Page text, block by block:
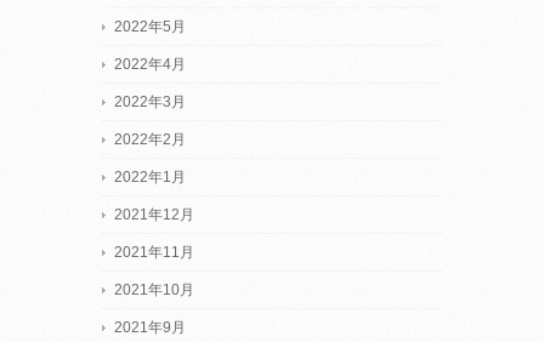
2022年5月
2022年4月
2022年3月
2022年2月
2022年1月
2021年12月
2021年11月
2021年10月
2021年9月